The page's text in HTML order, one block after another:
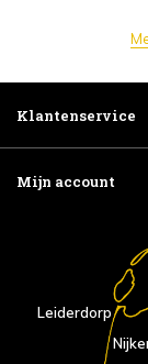
Klantenservice
Mijn account
Leiderdorp